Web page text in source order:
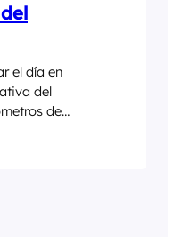
el día en
del
de